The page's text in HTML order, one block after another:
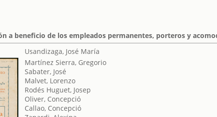
a beneficio de los empleados permanentes, porteros y
Usandizaga, José María
Martínez Sierra, Gregorio
Sabater, José
Malvet, Lorenzo
Rodés Huguet, Josep
Oliver, Concepció
Callao, Concepció